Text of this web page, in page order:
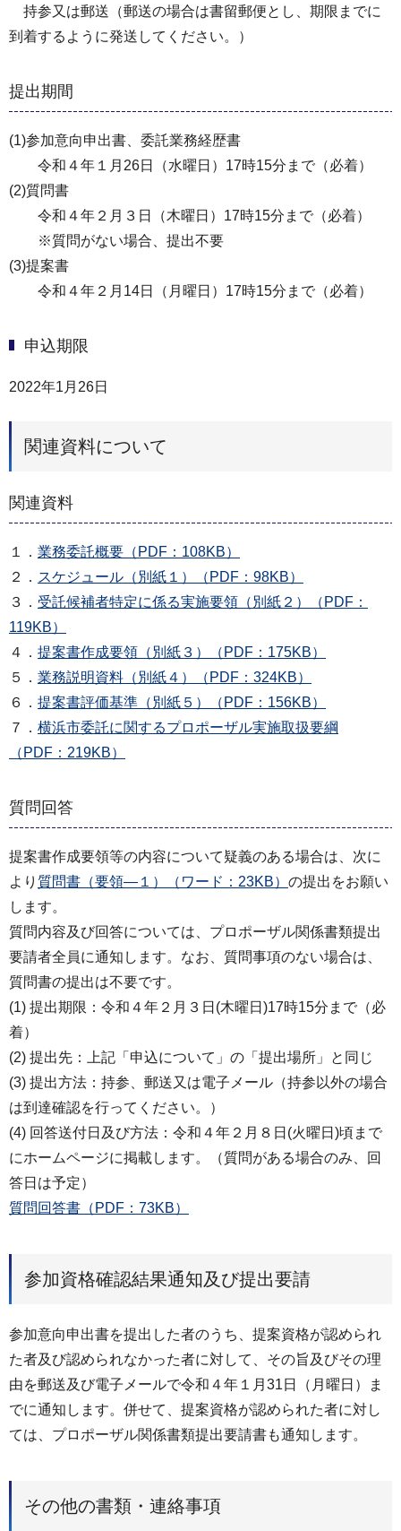
持参又は郵送（郵送の場合は書留郵便とし、期限までに
到着するように発送してください。）
提出期間
(1)参加意向申出書、委託業務経歴書
令和４年１月26日（水曜日）17時15分まで（必着）
(2)質問書
令和４年２月３日（木曜日）17時15分まで（必着）
※質問がない場合、提出不要
(3)提案書
令和４年２月14日（月曜日）17時15分まで（必着）
申込期限
2022年1月26日
関連資料について
関連資料
１． 業務委託概要（PDF：108KB）
２． スケジュール（別紙１）（PDF：98KB）
３． 受託候補者特定に係る実施要領（別紙２）（PDF：
119KB）
４． 提案書作成要領（別紙３）（PDF：175KB）
５． 業務説明資料（別紙４）（PDF：324KB）
６． 提案書評価基準（別紙５）（PDF：156KB）
７． 横浜市委託に関するプロポーザル実施取扱要綱
（PDF：219KB）
質問回答
提案書作成要領等の内容について疑義のある場合は、次に
より 質問書（要領―１）（ワード：23KB） の提出をお願い
します。
質問内容及び回答については、プロポーザル関係書類提出
要請者全員に通知します。なお、質問事項のない場合は、
質問書の提出は不要です。
(1) 提出期限：令和４年２月３日(木曜日)17時15分まで（必
着）
(2) 提出先：上記「申込について」の「提出場所」と同じ
(3) 提出方法：持参、郵送又は電子メール（持参以外の場合
は到達確認を行ってください。）
(4) 回答送付日及び方法：令和４年２月８日(火曜日)頃まで
にホームページに掲載します。（質問がある場合のみ、回
答日は予定）
質問回答書（PDF：73KB）
参加資格確認結果通知及び提出要請
参加意向申出書を提出した者のうち、提案資格が認められ
た者及び認められなかった者に対して、その旨及びその理
由を郵送及び電子メールで令和４年１月31日（月曜日）ま
でに通知します。併せて、提案資格が認められた者に対し
ては、プロポーザル関係書類提出要請書も通知します。
その他の書類・連絡事項